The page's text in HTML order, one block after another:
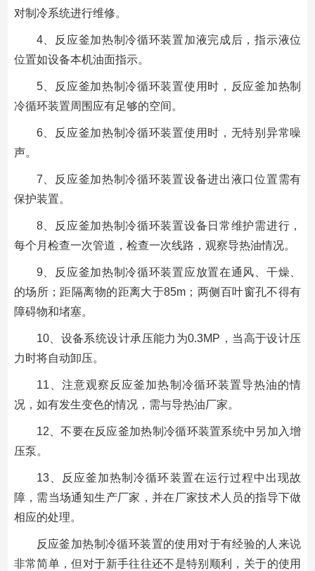
对制冷系统进行维修。
4、反应釜加热制冷循环装置加液完成后，指示液位
位置如设备本机油面指示。
5、反应釜加热制冷循环装置使用时，反应釜加热制
冷循环装置周围应有足够的空间。
6、反应釜加热制冷循环装置使用时，无特别异常噪
声。
7、反应釜加热制冷循环装置设备进出液口位置需有
保护装置。
8、反应釜加热制冷循环装置设备日常维护需进行，
每个月检查一次管道，检查一次线路，观察导热油情况。
9、反应釜加热制冷循环装置应放置在通风、干燥、
的场所；距隔离物的距离大于85m；两侧百叶窗孔不得有
障碍物和堵塞。
10、设备系统设计承压能力为0.3MP，当高于设计压
力时将自动卸压。
11、注意观察反应釜加热制冷循环装置导热油的情
况，如有发生变色的情况，需与导热油厂家。
12、不要在反应釜加热制冷循环装置系统中另加入增
压泵。
13、反应釜加热制冷循环装置在运行过程中出现故
障，需当场通知生产厂家，并在厂家技术人员的指导下做
相应的处理。
反应釜加热制冷循环装置的使用对于有经验的人来说
非常简单，但对于新手往往还不是特别顺利，关于的使用